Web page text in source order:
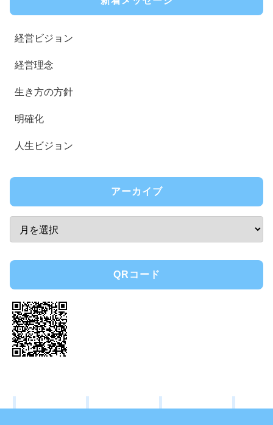
経営ビジョン
経営理念
生き方の方針
明確化
人生ビジョン
アーカイブ
QRコード